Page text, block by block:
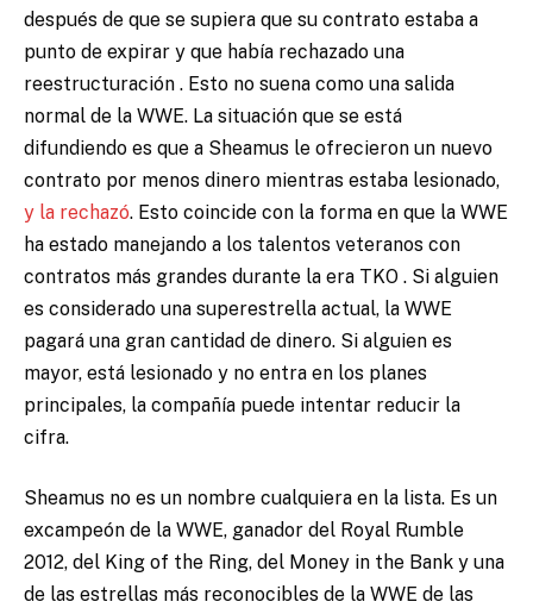
después de que se supiera que su contrato estaba a
punto de expirar y que había rechazado una
reestructuración . Esto no suena como una salida
normal de la WWE. La situación que se está
difundiendo es que a Sheamus le ofrecieron un nuevo
contrato por menos dinero mientras estaba lesionado,
y la rechazó. Esto coincide con la forma en que la WWE
ha estado manejando a los talentos veteranos con
contratos más grandes durante la era TKO . Si alguien
es considerado una superestrella actual, la WWE
pagará una gran cantidad de dinero. Si alguien es
mayor, está lesionado y no entra en los planes
principales, la compañía puede intentar reducir la
cifra.
Sheamus no es un nombre cualquiera en la lista. Es un
excampeón de la WWE, ganador del Royal Rumble
2012, del King of the Ring, del Money in the Bank y una
de las estrellas más reconocibles de la WWE de las